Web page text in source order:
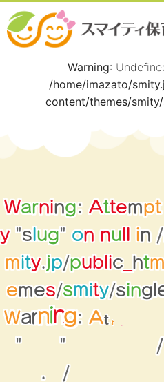
Warning:
/home/imazato/
content/themes/
Warning:Attempt
y"s ug"on nu in/
mity.jp/publ ic_ ht
emes/smity/sing
War n ng:Att
" " /
.
/